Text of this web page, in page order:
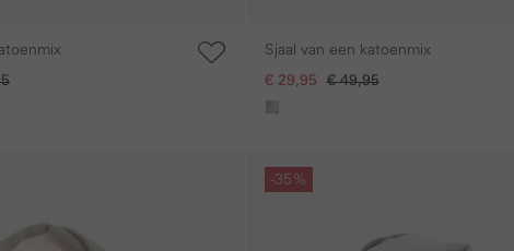
Sjaal van een katoenmix
€ 29,95 € 49,95
-35%